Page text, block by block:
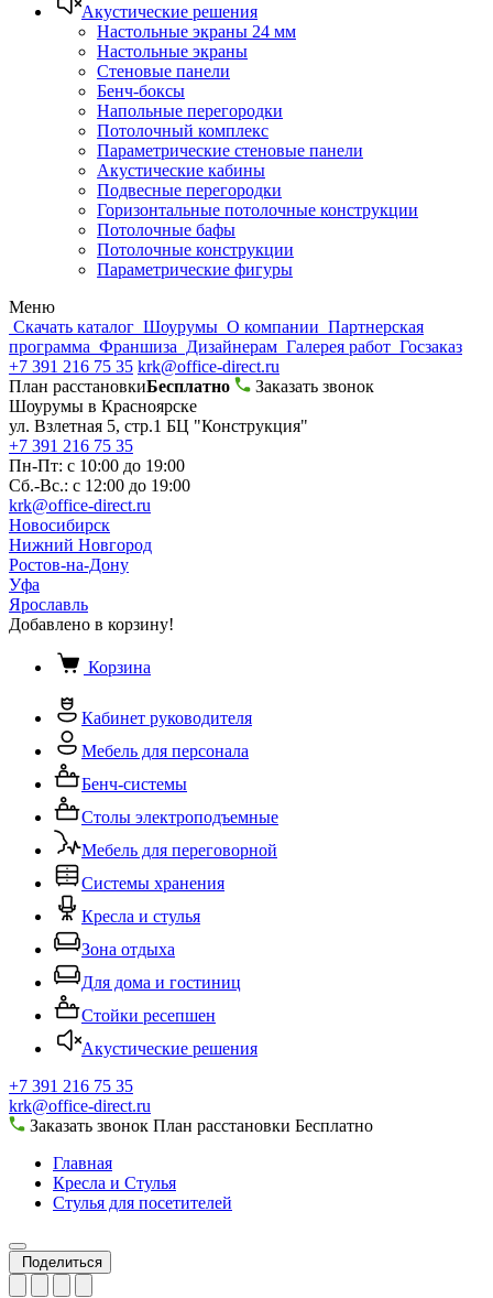
Акустические решения
Настольные экраны 24 мм
Настольные экраны
Стеновые панели
Бенч-боксы
Напольные перегородки
Потолочный комплекс
Параметрические стеновые панели
Акустические кабины
Подвесные перегородки
Горизонтальные потолочные конструкции
Потолочные бафы
Потолочные конструкции
Параметрические фигуры
Меню
Скачать каталог Шоурумы О компании Партнерская
программа Франшиза Дизайнерам Галерея работ Госзаказ
+7 391 216 75 35 krk@office-direct.ru
План расстановкиБесплатно
Заказать звонок
Шоурумы в Красноярске
ул. Взлетная 5, стр.1 БЦ "Конструкция"
+7 391 216 75 35
Пн-Пт: с 10:00 до 19:00
Сб.-Вс.: с 12:00 до 19:00
krk@office-direct.ru
Новосибирск
Нижний Новгород
Ростов-на-Дону
Уфа
Ярославль
Добавлено в корзину!
Корзина
Кабинет руководителя
Мебель для персонала
Бенч-системы
Столы электроподъемные
Мебель для переговорной
Системы хранения
Кресла и стулья
Зона отдыха
Для дома и гостиниц
Стойки ресепшен
Акустические решения
+7 391 216 75 35
krk@office-direct.ru
Заказать звонок План расстановки Бесплатно
Главная
Кресла и Стулья
Стулья для посетителей
Поделиться